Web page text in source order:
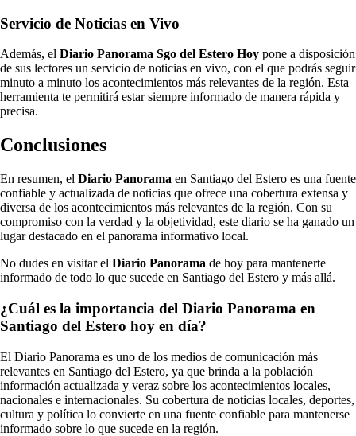
Servicio de Noticias en Vivo
Además, el Diario Panorama Sgo del Estero Hoy pone a disposición
de sus lectores un servicio de noticias en vivo, con el que podrás seguir
minuto a minuto los acontecimientos más relevantes de la región. Esta
herramienta te permitirá estar siempre informado de manera rápida y
precisa.
Conclusiones
En resumen, el Diario Panorama en Santiago del Estero es una fuente
confiable y actualizada de noticias que ofrece una cobertura extensa y
diversa de los acontecimientos más relevantes de la región. Con su
compromiso con la verdad y la objetividad, este diario se ha ganado un
lugar destacado en el panorama informativo local.
No dudes en visitar el Diario Panorama de hoy para mantenerte
informado de todo lo que sucede en Santiago del Estero y más allá.
¿Cuál es la importancia del Diario Panorama en
Santiago del Estero hoy en día?
El Diario Panorama es uno de los medios de comunicación más
relevantes en Santiago del Estero, ya que brinda a la población
información actualizada y veraz sobre los acontecimientos locales,
nacionales e internacionales. Su cobertura de noticias locales, deportes,
cultura y política lo convierte en una fuente confiable para mantenerse
informado sobre lo que sucede en la región.